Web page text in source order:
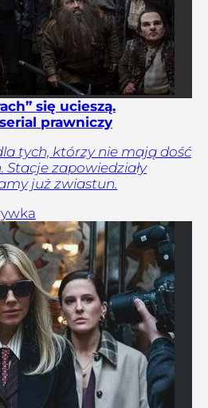
się ucieszą.
prawniczy
tych, którzy nie mają dość
Stacje zapowiedziały
już zwiastun.